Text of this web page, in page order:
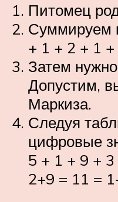
Питомец
Суммируем
+ 1 + 2 + 1
Затем
Допустим,
Маркиза.
Следуя
цифровые
5 + 1 + 9 +
2+9 = 11 =